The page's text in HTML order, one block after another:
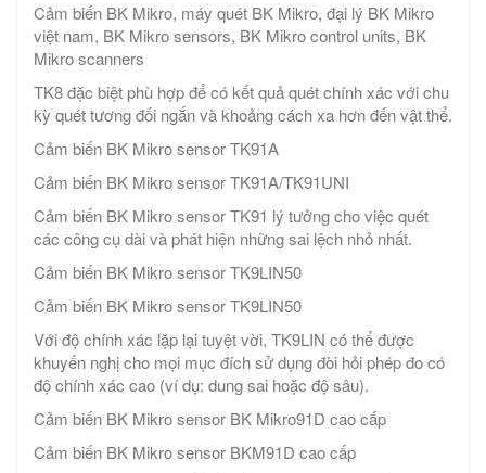
Cảm biến BK Mikro, máy quét BK Mikro, đại lý BK Mikro
việt nam, BK Mikro sensors, BK Mikro control units, BK
Mikro scanners
TK8 đặc biệt phù hợp để có kết quả quét chính xác với chu
kỳ quét tương đối ngắn và khoảng cách xa hơn đến vật thể.
Cảm biến BK Mikro sensor TK91A
Cảm biến BK Mikro sensor TK91A/TK91UNI
Cảm biến BK Mikro sensor TK91 lý tưởng cho việc quét
các công cụ dài và phát hiện những sai lệch nhỏ nhất.
Cảm biến BK Mikro sensor TK9LIN50
Cảm biến BK Mikro sensor TK9LIN50
Với độ chính xác lặp lại tuyệt vời, TK9LIN có thể được
khuyến nghị cho mọi mục đích sử dụng đòi hỏi phép đo có
độ chính xác cao (ví dụ: dung sai hoặc độ sâu).
Cảm biến BK Mikro sensor BK Mikro91D cao cấp
Cảm biến BK Mikro sensor BKM91D cao cấp